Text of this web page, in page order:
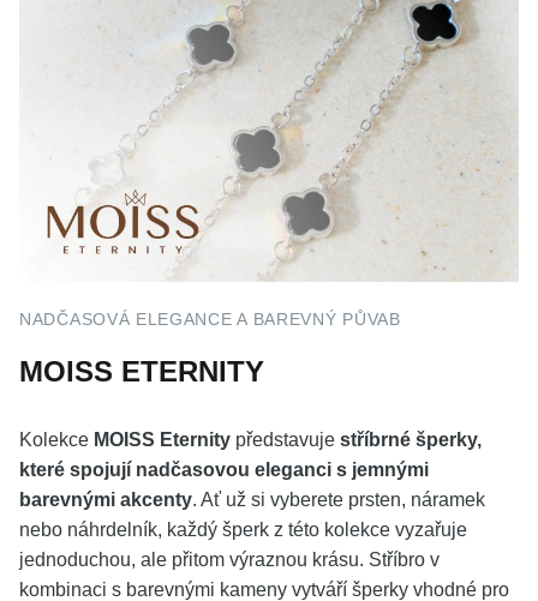
NADČASOVÁ ELEGANCE A BAREVNÝ PŮVAB
MOISS ETERNITY
Kolekce MOISS Eternity představuje stříbrné šperky,
které spojují nadčasovou eleganci s jemnými
barevnými akcenty. Ať už si vyberete prsten, náramek
nebo náhrdelník, každý šperk z této kolekce vyzařuje
jednoduchou, ale přitom výraznou krásu. Stříbro v
kombinaci s barevnými kameny vytváří šperky vhodné pro